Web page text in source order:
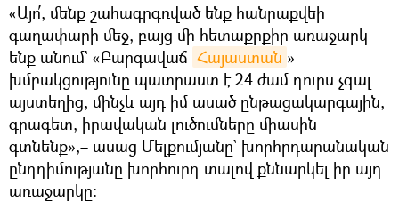
«Այո՛, մենք շահագրգռված ենք հանրաքվեի
գաղափարի մեջ, բայց մի հետաքրքիր առաջարկ
ենք անում` «Բարգավաճ Հայաստան »
խմբակցությունը պատրաստ է 24 ժամ դուրս չգալ
այստեղից, մինչև այդ իմ ասած ընթացակարգային,
գրագետ, իրավական լուծումները միասին
գտնենք»,– ասաց Մելքումյանը` խորհրդարանական
ընդդիմությանը խորհուրդ տալով քննարկել իր այդ
առաջարկը։